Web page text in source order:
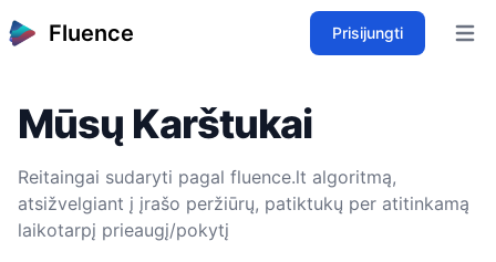
Fluence Prisijungti
Mūsų Karštukai
Reitaingai sudaryti pagal fluence.lt algoritmą,
atsižvelgiant į įrašo peržiūrų, patiktukų per atitinkamą
laikotarpį prieaugį/pokytį